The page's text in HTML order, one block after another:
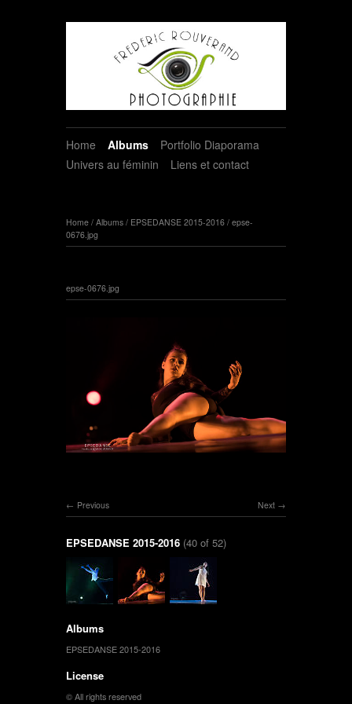
Home Albums
Portfolio Diaporama
Univers au féminin
Liens et contact
Home / Albums / EPSEDANSE 2015-2016 / epse-
0676.jpg
epse-0676.jpg
Next
Previous
EPSEDANSE 2015-2016 (40 of 52)
Albums
EPSEDANSE 2015-2016
License
© All rights reserved